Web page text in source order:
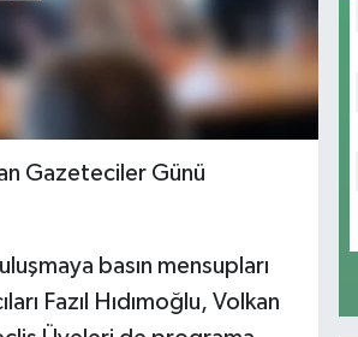
Gazeteciler Günü
basın mensupları
Fazıl Hıdımoğlu, Volkan